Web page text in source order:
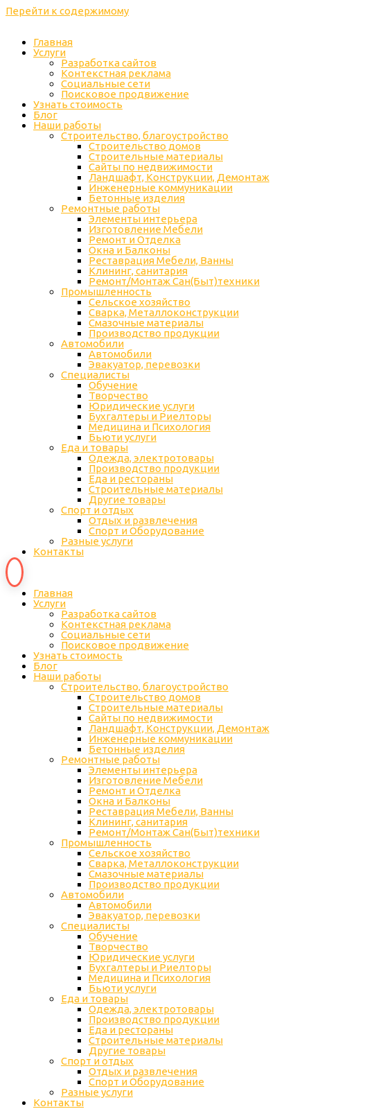
Перейти к содержимому
Главная
Услуги
Разработка сайтов
Контекстная реклама
Социальные сети
Поисковое продвижение
Узнать стоимость
Блог
Наши работы
Строительство, благоустройство
Строительство домов
Строительные материалы
Сайты по недвижимости
Ландшафт, Конструкции, Демонтаж
Инженерные коммуникации
Бетонные изделия
Ремонтные работы
Элементы интерьера
Изготовление Мебели
Ремонт и Отделка
Окна и Балконы
Реставрация Мебели, Ванны
Клининг, санитария
Ремонт/Монтаж Сан(Быт)техники
Промышленность
Cельское хозяйство
Сварка, Металлоконструкции
Cмазочные материалы
Производство продукции
Автомобили
Автомобили
Эвакуатор, перевозки
Специалисты
Обучение
Творчество
Юридические услуги
Бухгалтеры и Риелторы
Медицина и Психология
Бьюти услуги
Еда и товары
Одежда, электротовары
Производство продукции
Еда и рестораны
Строительные материалы
Другие товары
Спорт и отдых
Отдых и развлечения
Спорт и Оборудование
Разные услуги
Контакты
Главная
Услуги
Разработка сайтов
Контекстная реклама
Социальные сети
Поисковое продвижение
Узнать стоимость
Блог
Наши работы
Строительство, благоустройство
Строительство домов
Строительные материалы
Сайты по недвижимости
Ландшафт, Конструкции, Демонтаж
Инженерные коммуникации
Бетонные изделия
Ремонтные работы
Элементы интерьера
Изготовление Мебели
Ремонт и Отделка
Окна и Балконы
Реставрация Мебели, Ванны
Клининг, санитария
Ремонт/Монтаж Сан(Быт)техники
Промышленность
Cельское хозяйство
Сварка, Металлоконструкции
Cмазочные материалы
Производство продукции
Автомобили
Автомобили
Эвакуатор, перевозки
Специалисты
Обучение
Творчество
Юридические услуги
Бухгалтеры и Риелторы
Медицина и Психология
Бьюти услуги
Еда и товары
Одежда, электротовары
Производство продукции
Еда и рестораны
Строительные материалы
Другие товары
Спорт и отдых
Отдых и развлечения
Спорт и Оборудование
Разные услуги
Контакты